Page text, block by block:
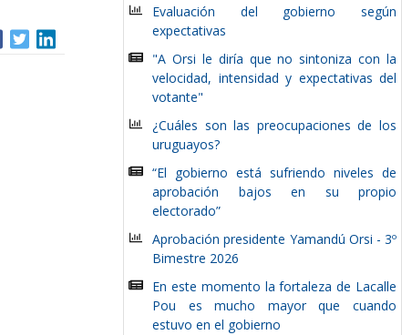
Evaluación del gobierno según
expectativas
"A Orsi le diría que no sintoniza con la
velocidad, intensidad y expectativas del
votante"
¿Cuáles son las preocupaciones de los
uruguayos?
“El gobierno está sufriendo niveles de
aprobación bajos en su propio
electorado”
Aprobación presidente Yamandú Orsi - 3º
Bimestre 2026
En este momento la fortaleza de Lacalle
Pou es mucho mayor que cuando
estuvo en el gobierno